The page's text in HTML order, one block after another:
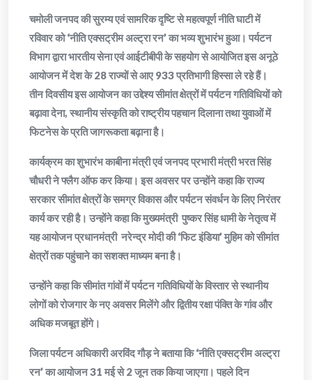
चमोली जनपद की सुरम्य एवं सामरिक दृष्टि से महत्वपूर्ण नीति घाटी में
रविवार को ‘नीति एक्सट्रीम अल्ट्रा रन’ का भव्य शुभारंभ हुआ। पर्यटन
विभाग द्वारा भारतीय सेना एवं आईटीबीपी के सहयोग से आयोजित इस अनूठे
आयोजन में देश के 28 राज्यों से आए 933 प्रतिभागी हिस्सा ले रहे हैं।
तीन दिवसीय इस आयोजन का उद्देश्य सीमांत क्षेत्रों में पर्यटन गतिविधियों को
बढ़ावा देना, स्थानीय संस्कृति को राष्ट्रीय पहचान दिलाना तथा युवाओं में
फिटनेस के प्रति जागरूकता बढ़ाना है।
कार्यक्रम का शुभारंभ काबीना मंत्री एवं जनपद प्रभारी मंत्री भरत सिंह
चौधरी ने फ्लैग ऑफ कर किया। इस अवसर पर उन्होंने कहा कि राज्य
सरकार सीमांत क्षेत्रों के समग्र विकास और पर्यटन संवर्धन के लिए निरंतर
कार्य कर रही है। उन्होंने कहा कि मुख्यमंत्री पुष्कर सिंह धामी के नेतृत्व में
यह आयोजन प्रधानमंत्री नरेन्द्र मोदी की ‘फिट इंडिया’ मुहिम को सीमांत
क्षेत्रों तक पहुंचाने का सशक्त माध्यम बना है।
उन्होंने कहा कि सीमांत गांवों में पर्यटन गतिविधियों के विस्तार से स्थानीय
लोगों को रोजगार के नए अवसर मिलेंगे और द्वितीय रक्षा पंक्ति के गांव और
अधिक मजबूत होंगे।
जिला पर्यटन अधिकारी अरविंद गौड़ ने बताया कि ‘नीति एक्सट्रीम अल्ट्रा
रन’ का आयोजन 31 मई से 2 जून तक किया जाएगा। पहले दिन